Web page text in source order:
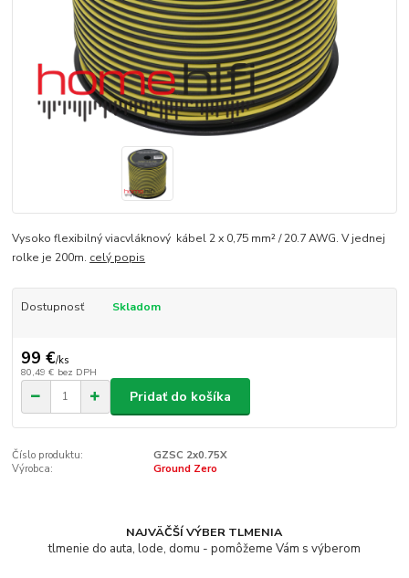
Vysoko flexibilný viacvláknový kábel 2 x 0,75 mm² / 20.7 AWG. V jednej
rolke je 200m. celý popis
Dostupnosť Skladom
99 €/ks
80,49 € bez DPH
Pridať do košíka
Číslo produktu:
GZSC 2x0.75X
Výrobca:
Ground Zero
NAJVÄČŠÍ VÝBER TLMENIA
tlmenie do auta, lode, domu - pomôžeme Vám s výberom